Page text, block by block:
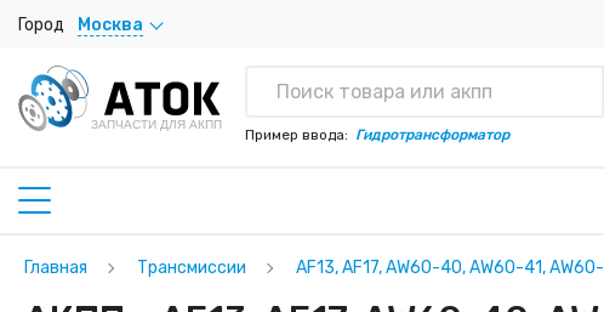
Город Москва
ЗАПЧАСТИ ДЛЯ АКПП
Пример ввода: Гидротрансформатор
Главная Трансмиссии AF13, AF17, AW60-40, AW60-41,